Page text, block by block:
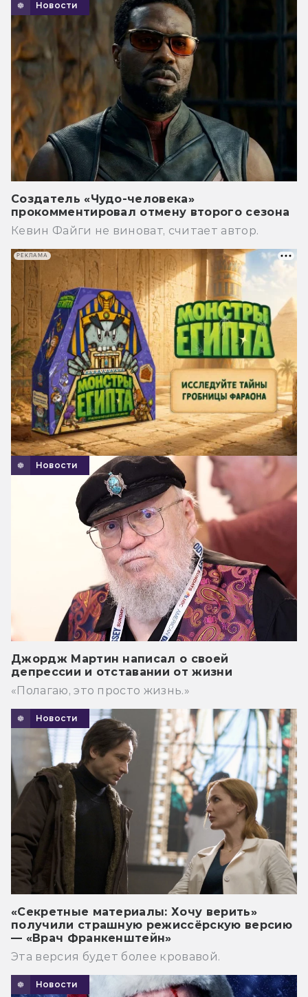
Новости
Создатель «Чудо-человека»
прокомментировал отмену второго сезона
Кевин Файги не виноват, считает автор.
Новости
Джордж Мартин написал о своей
депрессии и отставании от жизни
«Полагаю, это просто жизнь.»
Новости
«Секретные материалы: Хочу верить»
получили страшную режиссёрскую версию
— «Врач Франкенштейн»
Эта версия будет более кровавой.
Новости
РЕКЛАМА